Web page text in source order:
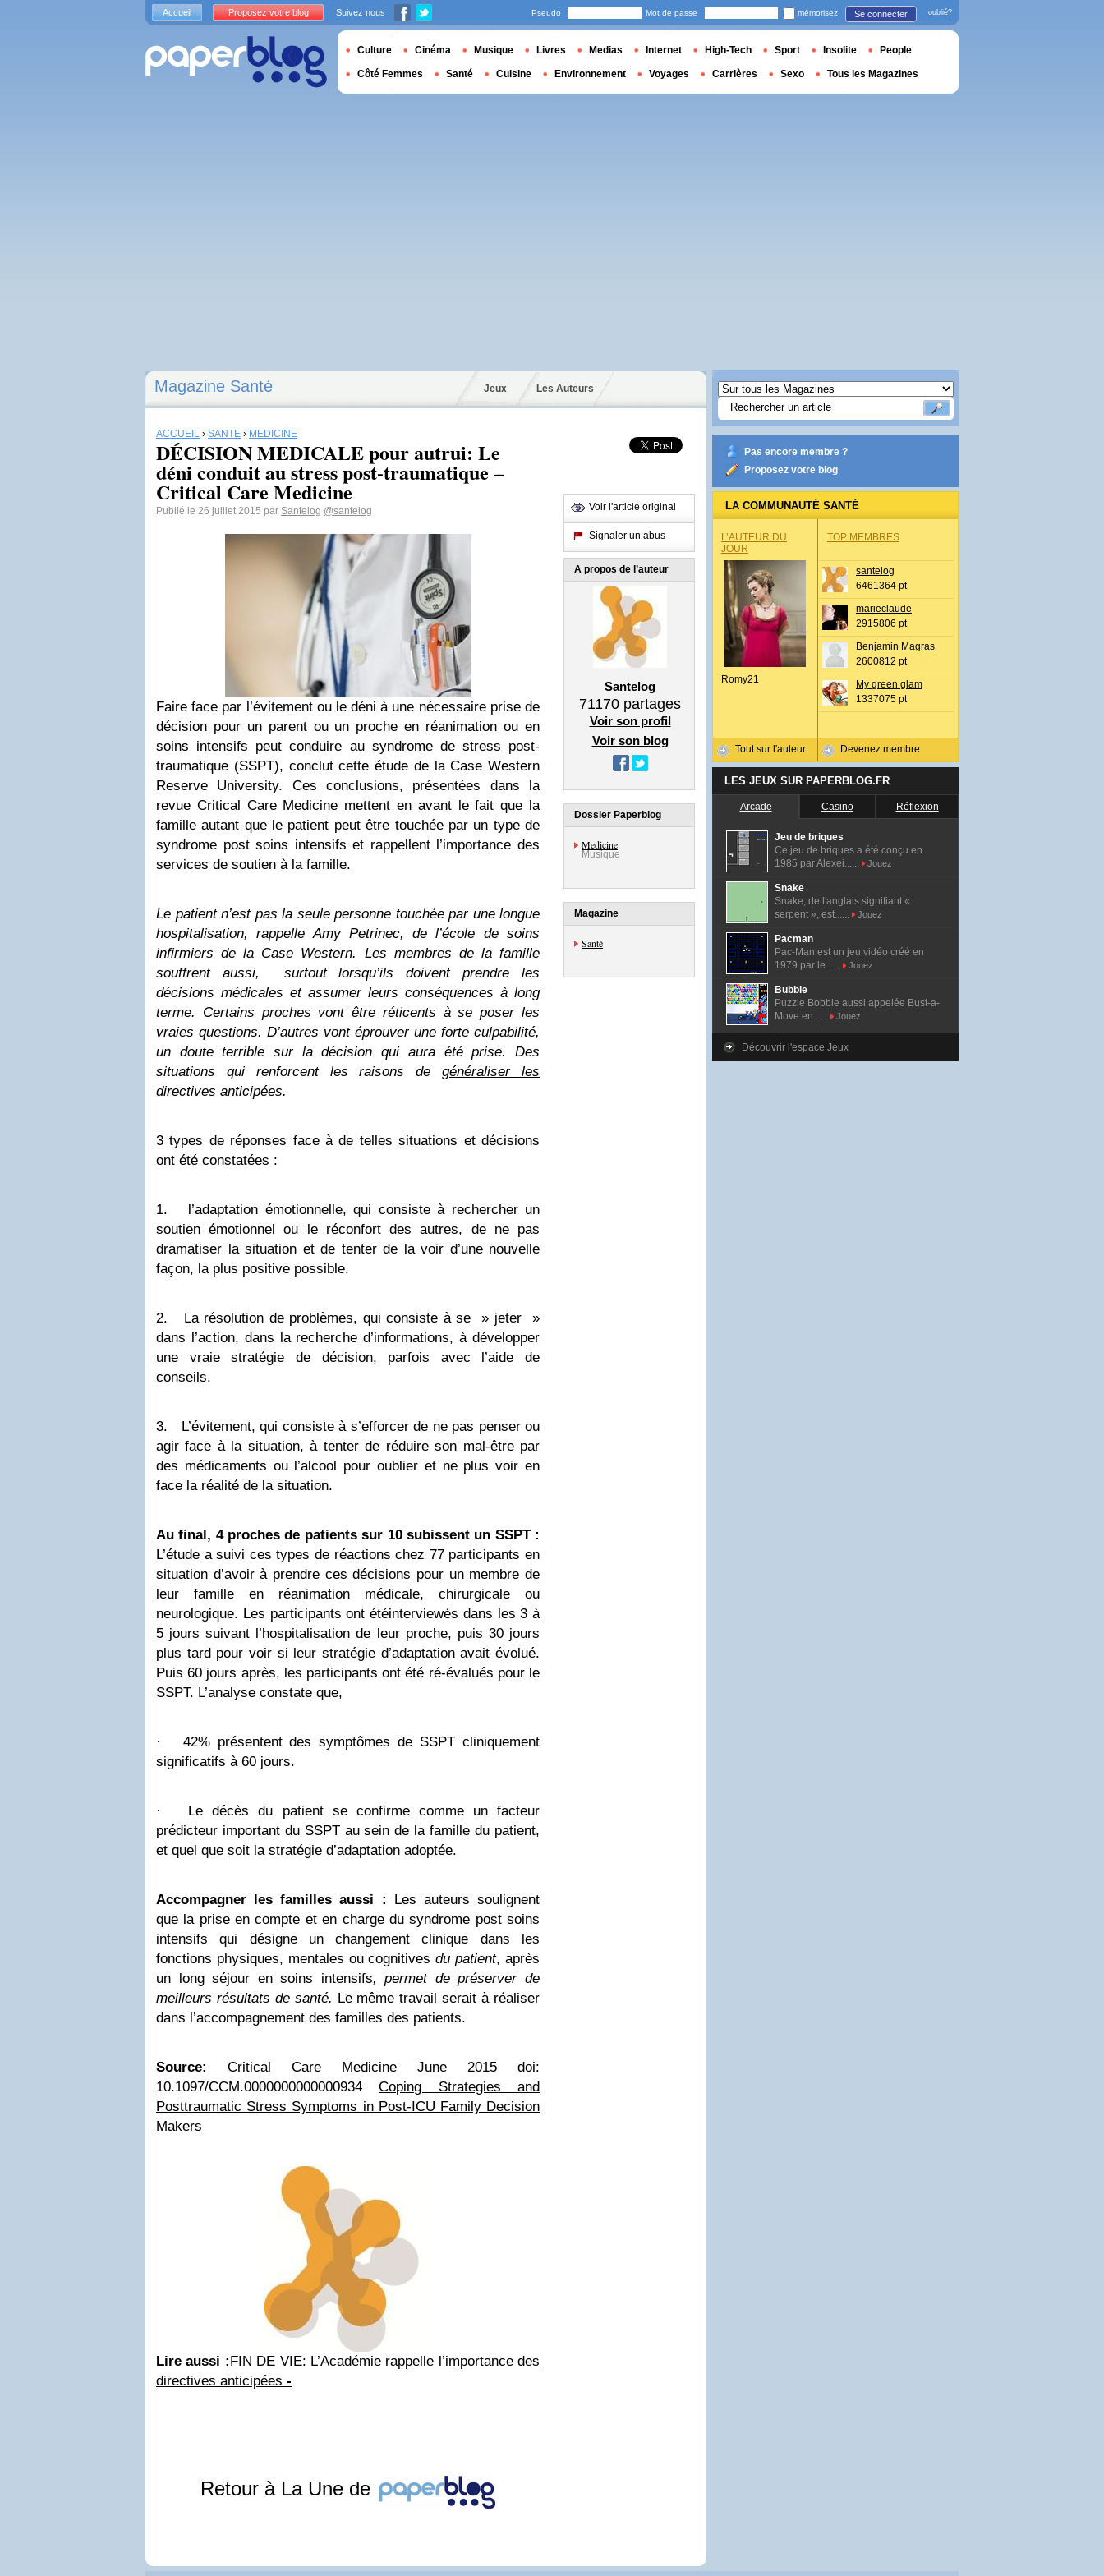
Magazine Santé Jeux Les Auteurs
ACCUEIL › SANTÉ › MEDICINE
DÉCISION MEDICALE pour autrui: Le
déni conduit au stress post-traumatique –
Critical Care Medicine
Publié le 26 juillet 2015 par Santelog @santelog
Faire face par l’évitement ou le déni à une nécessaire prise de
décision pour un parent ou un proche en réanimation ou en
soins intensifs peut conduire au syndrome de stress post-
traumatique (SSPT), conclut cette étude de la Case Western
Reserve University. Ces conclusions, présentées dans la
revue Critical Care Medicine mettent en avant le fait que la
famille autant que le patient peut être touchée par un type de
syndrome post soins intensifs et rappellent l’importance des
services de soutien à la famille.
Le patient n’est pas la seule personne touchée par une longue
hospitalisation, rappelle Amy Petrinec, de l’école de soins
infirmiers de la Case Western. Les membres de la famille
souffrent aussi, surtout lorsqu’ils doivent prendre les
décisions médicales et assumer leurs conséquences à long
terme. Certains proches vont être réticents à se poser les
vraies questions. D’autres vont éprouver une forte culpabilité,
un doute terrible sur la décision qui aura été prise. Des
situations qui renforcent les raisons degénéraliser les
directives anticipées.
3 types de réponses face à de telles situations et décisions
ont été constatées :
1.
l’adaptation émotionnelle, qui consiste à rechercher un
soutien émotionnel ou le réconfort des autres, de ne pas
dramatiser la situation et de tenter de la voir d’une nouvelle
façon, la plus positive possible.
2.
La résolution de problèmes, qui consiste à se » jeter »
dans l’action, dans la recherche d’informations, à développer
une vraie stratégie de décision, parfois avec l’aide de
conseils.
3.
L’évitement, qui consiste à s’efforcer de ne pas penser ou
agir face à la situation, à tenter de réduire son mal-être par
des médicaments ou l’alcool pour oublier et ne plus voir en
face la réalité de la situation.
Au final, 4 proches de patients sur 10 subissent un SSPT :
L’étude a suivi ces types de réactions chez 77 participants en
situation d’avoir à prendre ces décisions pour un membre de
leur famille en réanimation médicale, chirurgicale ou
neurologique. Les participants ont étéinterviewés dans les 3 à
5 jours suivant l’hospitalisation de leur proche, puis 30 jours
plus tard pour voir si leur stratégie d’adaptation avait évolué.
Puis 60 jours après, les participants ont été ré-évalués pour le
SSPT. L’analyse constate que,
·
42% présentent des symptômes de SSPT cliniquement
significatifs à 60 jours.
·
Le décès du patient se confirme comme un facteur
prédicteur important du SSPT au sein de la famille du patient,
et quel que soit la stratégie d’adaptation adoptée.
Accompagner les familles aussi : Les auteurs soulignent
que la prise en compte et en charge du syndrome post soins
intensifs qui désigne un changement clinique dans les
fonctions physiques, mentales ou cognitivesdu patient, après
un long séjour en soins intensifs, permet de préserver de
meilleurs résultats de santé. Le même travail serait à réaliser
dans l’accompagnement des familles des patients.
Source:
Critical Care Medicine June 2015 doi:
10.1097/CCM.0000000000000934Coping Strategies and
Posttraumatic Stress Symptoms in Post-ICU Family Decision
Makers
Lire aussi :FIN DE VIE: L’Académie rappelle l’importance des
directives anticipées -
Retour à La Une de
Voir l'article original
Signaler un abus
A propos de l’auteur
Santelog
71170 partages
Voir son profil
Voir son blog
Dossier Paperblog
Medicine
Musique
Magazine
Santé
Pas encore membre ?
Proposez votre blog
LA COMMUNAUTÉ SANTÉ
L’AUTEUR DU
JOUR
Romy21
Tout sur l'auteur
TOP MEMBRES
santelog
6461364 pt
marieclaude
2915806 pt
Benjamin Magras
2600812 pt
My green glam
1337075 pt
Devenez membre
LES JEUX SUR PAPERBLOG.FR
Arcade Casino Réflexion
Jeu de briques
Ce jeu de briques a été conçu en
1985 par Alexei......
Jouez
Snake
Snake, de l'anglais signifiant «
serpent », est......
Jouez
Pacman
Pac-Man est un jeu vidéo créé en
1979 par le......
Jouez
Bubble
Puzzle Bobble aussi appelée Bust-a-
Move en......
Jouez
Découvrir l'espace Jeux
Accueil Proposez votre blog Suivez nous Pseudo Mot de passe mémorisez Se connecter oublié?
Culture Cinéma Musique Livres Medias Internet High-Tech Sport Insolite People
Côté Femmes Santé Cuisine Environnement Voyages Carrières Sexo Tous les Magazines